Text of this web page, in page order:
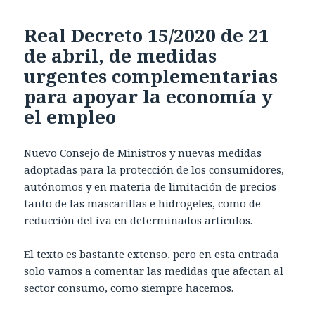
Real Decreto 15/2020 de 21
de abril, de medidas
urgentes complementarias
para apoyar la economía y
el empleo
Nuevo Consejo de Ministros y nuevas medidas
adoptadas para la protección de los consumidores,
autónomos y en materia de limitación de precios
tanto de las mascarillas e hidrogeles, como de
reducción del iva en determinados artículos.
El texto es bastante extenso, pero en esta entrada
solo vamos a comentar las medidas que afectan al
sector consumo, como siempre hacemos.